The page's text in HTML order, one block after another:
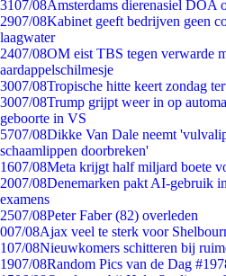
3107/08Amsterdams dierenasiel DOA
2907/08Kabinet geeft bedrijven geen
laagwater
2407/08OM eist TBS tegen verwarde
aardappelschilmesje
3007/08Tropische hitte keert zondag
3007/08Trump grijpt weer in op
geboorte in VS
5707/08Dikke Van Dale neemt
schaamlippen doorbreken'
1607/08Meta krijgt half miljard boete
2007/08Denemarken pakt AI-gebruik
examens
2507/08Peter Faber (82) overleden
007/08Ajax veel te sterk voor
107/08Nieuwkomers schitteren bij
1907/08Random Pics van de Dag